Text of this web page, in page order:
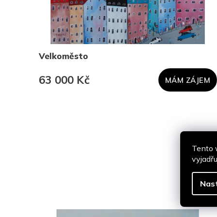
Tento
Velkoměsto
63 000 Kč MÁM ZÁJEM